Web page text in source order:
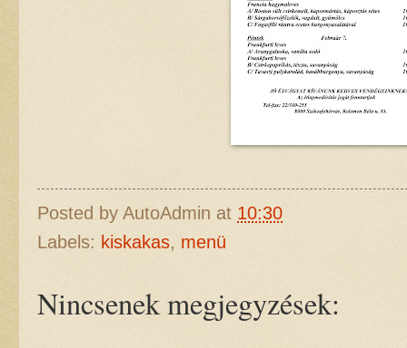
Posted by AutoAdmin at 10:30
Labels: kiskakas, menü
Nincsenek megjegyzések: